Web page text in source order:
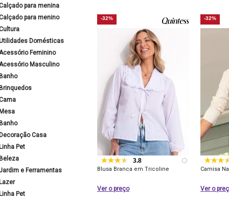
para menina
para menino
Domésticas
Feminino
Masculino
Casa
Pet
e Ferramentas
Pet
-32%
3.8
Blusa Branca em Tricoline
Ver o preço
-32%
Camisa
Ver o